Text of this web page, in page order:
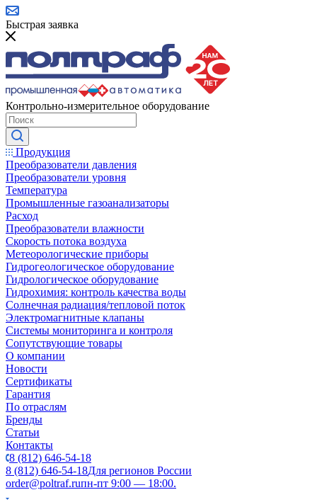
Быстрая заявка
Контрольно-измерительное оборудование
Продукция
Преобразователи давления
Преобразователи уровня
Температура
Промышленные газоанализаторы
Расход
Преобразователи влажности
Скорость потока воздуха
Метеорологические приборы
Гидрогеологическое оборудование
Гидрологическое оборудование
Гидрохимия: контроль качества воды
Солнечная радиация/тепловой поток
Электромагнитные клапаны
Системы мониторинга и контроля
Сопутствующие товары
О компании
Новости
Сертификаты
Гарантия
По отраслям
Бренды
Статьи
Контакты
8 (812) 646-54-18
8 (812) 646-54-18Для регионов России
order@poltraf.ruпн-пт 9:00 — 18:00.